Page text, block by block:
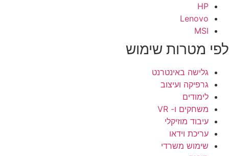
HP
Lenovo
MSI
מטרות שימוש
גלישה באינטרנט
גרפיקה ועיצוב
לימודים
משחקים ו- VR
עיבוד מוזיקלי
עריכת וידאו
שימוש משרדי